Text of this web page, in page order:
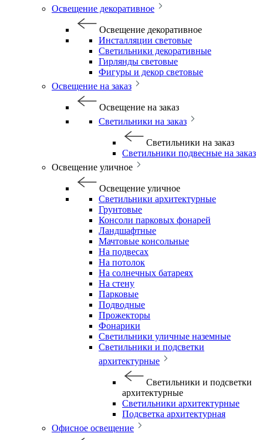
Освещение декоративное
Освещение декоративное
Инсталляции световые
Светильники декоративные
Гирлянды световые
Фигуры и декор световые
Освещение на заказ
Освещение на заказ
Светильники на заказ
Светильники на заказ
Светильники подвесные на заказ
Освещение уличное
Освещение уличное
Светильники архитектурные
Грунтовые
Консоли парковых фонарей
Ландшафтные
Мачтовые консольные
На подвесах
На потолок
На солнечных батареях
На стену
Парковые
Подводные
Прожекторы
Фонарики
Светильники уличные наземные
Светильники и подсветки
архитектурные
Светильники и подсветки
архитектурные
Светильники архитектурные
Подсветка архитектурная
Офисное освещение